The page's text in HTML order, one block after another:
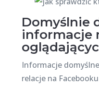
Domyślnie
informacje
Informacje
relacje na